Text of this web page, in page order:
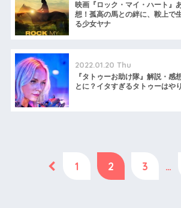
映画『ロック・マイ・ハート』
想！孤高の馬との絆に、鞍上で
る少女ヤナ
2022.01.20 Thu
『タトゥーお助け隊』解説・感
とに？イタすぎるタトゥーはや
1 2 3 …